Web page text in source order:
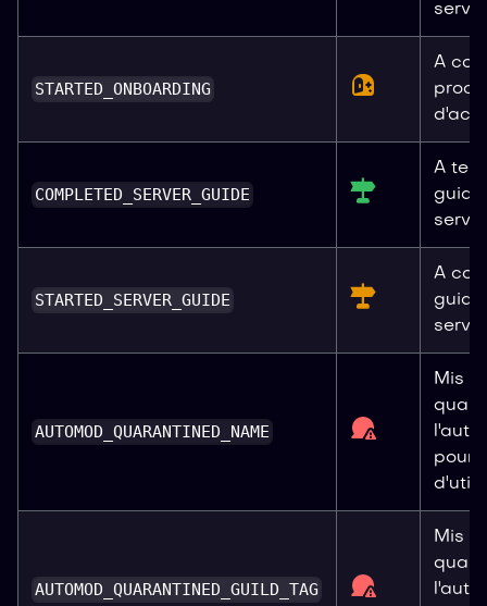
STARTED_ONBOARDING
A
COMPLETED_SERVER_GUIDE
A
guide
STARTED_SERVER_GUIDE
A
AUTOMOD_QUARANTINED_NAME
Mis
pour
AUTOMOD_QUARANTINED_GUILD_TAG
Mis